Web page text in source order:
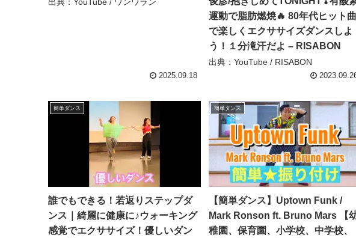
2025.09.18
運動で脂肪燃焼🔥 80年代ヒット曲
で楽しくエクササイズダンスしよ
う！１分滝汗だよ – RISABON
出典：YouTube / RISABON
簡単ダンス
誰でもできる！若返りステップダ
ンス｜綺麗に健康に♪ウォーキング
感覚でエクササイズ！優しいダン
簡単ダンス
【簡単ダンス】Uptown Funk /
Mark Ronson ft. Bruno Mars 【
稚園、保育園、小学校、中学校、